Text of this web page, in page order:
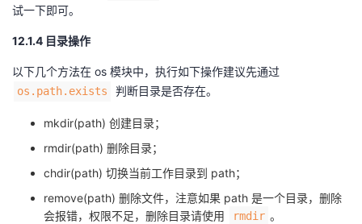
试一下即可。
12.1.4 目录操作
以下几个方法在 os 模块中，执行如下操作建议先通过
os.path.exists 判断目录是否存在。
mkdir(path) 创建目录；
rmdir(path) 删除目录；
chdir(path) 切换当前工作目录到 path；
remove(path) 删除文件，注意如果 path 是一个目录，删除
会报错，权限不足，删除目录请使用
rmdir 。